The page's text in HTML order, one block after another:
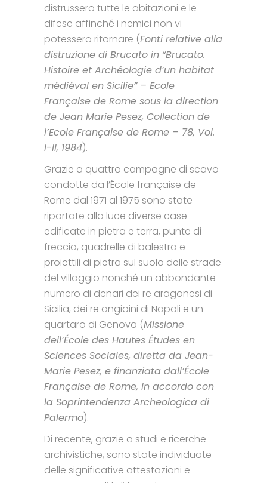
distrussero tutte le abitazioni e le
difese affinché i nemici non vi
potessero ritornare (Fonti relative alla
distruzione di Brucato in “Brucato.
Histoire et Archéologie d’un habitat
médiéval en Sicilie” – Ecole
Française de Rome sous la direction
de Jean Marie Pesez, Collection de
l’Ecole Française de Rome – 78, Vol.
I-II, 1984).
Grazie a quattro campagne di scavo
condotte da l’École française de
Rome dal 1971 al 1975 sono state
riportate alla luce diverse case
edificate in pietra e terra, punte di
freccia, quadrelle di balestra e
proiettili di pietra sul suolo delle strade
del villaggio nonché un abbondante
numero di denari dei re aragonesi di
Sicilia, dei re angioini di Napoli e un
quartaro di Genova (Missione
dell’École des Hautes Études en
Sciences Sociales, diretta da Jean-
Marie Pesez, e finanziata dall’École
Française de Rome, in accordo con
la Soprintendenza Archeologica di
Palermo).
Di recente, grazie a studi e ricerche
archivistiche, sono state individuate
delle significative attestazioni e